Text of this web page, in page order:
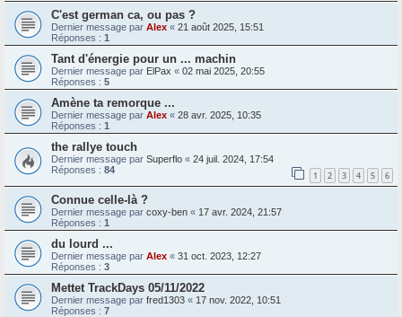
C'est german ca, ou pas ?
Dernier message par Alex « 21 août 2025, 15:51
Réponses : 1
Tant d'énergie pour un ... machin
Dernier message par ElPax « 02 mai 2025, 20:55
Réponses : 5
Amène ta remorque ...
Dernier message par Alex « 28 avr. 2025, 10:35
Réponses : 1
the rallye touch
Dernier message par Superflo « 24 juil. 2024, 17:54
Réponses : 84 1 2 3 4 5 6
Connue celle-là ?
Dernier message par coxy-ben « 17 avr. 2024, 21:57
Réponses : 1
du lourd ...
Dernier message par Alex « 31 oct. 2023, 12:27
Réponses : 3
Mettet TrackDays 05/11/2022
Dernier message par fred1303 « 17 nov. 2022, 10:51
Réponses : 7